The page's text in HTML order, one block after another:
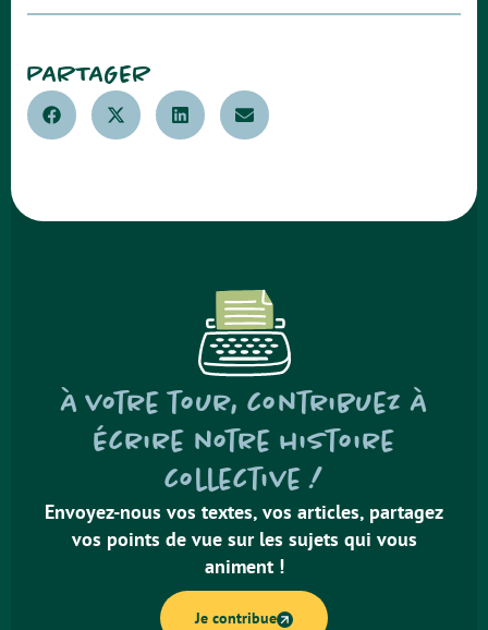
PARTAGER
À votre tour, contribuez à
écrire notre histoire
collective !
Envoyez-nous vos textes, vos articles, partagez
vos points de vue sur les sujets qui vous
animent !
Je contribue